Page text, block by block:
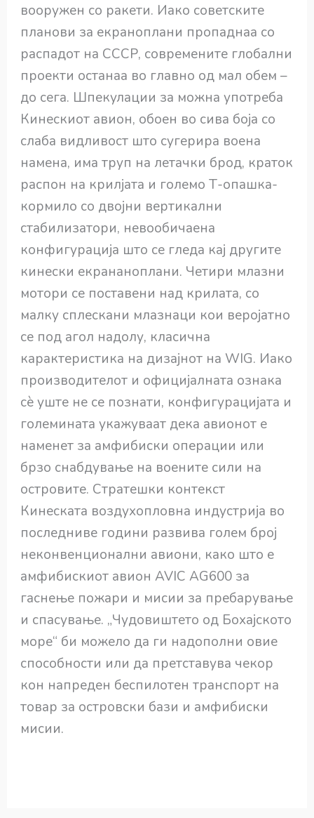
вооружен со ракети. Иако советските
планови за екраноплани пропаднаа со
распадот на СССР, современите глобални
проекти останаа во главно од мал обем –
до сега. Шпекулации за можна употреба
Кинескиот авион, обоен во сива боја со
слаба видливост што сугерира воена
намена, има труп на летачки брод, краток
распон на крилјата и големо Т-опашка-
кормило со двојни вертикални
стабилизатори, невообичаена
конфигурација што се гледа кај другите
кинески екрананоплани. Четири млазни
мотори се поставени над крилата, со
малку сплескани млазнаци кои веројатно
се под агол надолу, класична
карактеристика на дизајнот на WIG. Иако
производителот и официјалната ознака
сè уште не се познати, конфигурацијата и
големината укажуваат дека авионот е
наменет за амфибиски операции или
брзо снабдување на воените сили на
островите. Стратешки контекст
Кинеската воздухопловна индустрија во
последниве години развива голем број
неконвенционални авиони, како што е
амфибискиот авион AVIC AG600 за
гаснење пожари и мисии за пребарување
и спасување. „Чудовиштето од Бохајското
море“ би можело да ги надополни овие
способности или да претставува чекор
кон напреден беспилотен транспорт на
товар за островски бази и амфибиски
мисии.